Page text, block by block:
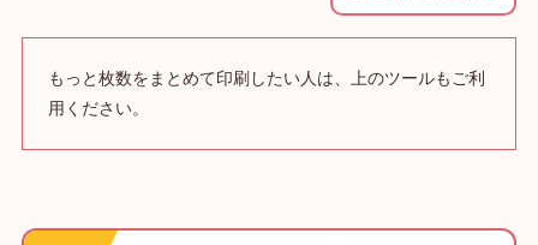
もっと枚数をまとめて印刷したい人は、上のツールもご利
用ください。